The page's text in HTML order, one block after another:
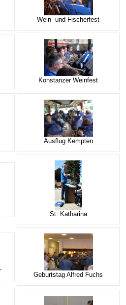
Wein- und Fischerfest
Konstanzer Weinfest
Ausflug Kempten
St. Katharina
Geburtstag Alfred Fuchs